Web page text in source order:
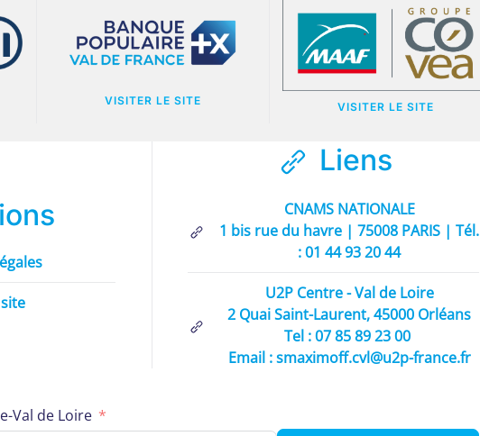
VISITER LE SITE
VISITER LE SITE
Liens
CNAMS NATIONALE
1 bis rue du havre | 75008 PARIS | Tél.
: 01 44 93 20 44
U2P Centre - Val de Loire
2 Quai Saint-Laurent, 45000 Orléans
Tel : 07 85 89 23 00
Email : smaximoff.cvl@u2p-france.fr
Val de Loire